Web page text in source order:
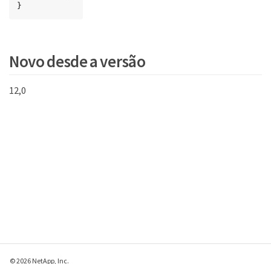
}
Novo desde a versão
12,0
© 2026 NetApp, Inc.